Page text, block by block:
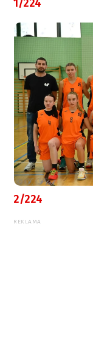
1/224
2/224
REKLAMA